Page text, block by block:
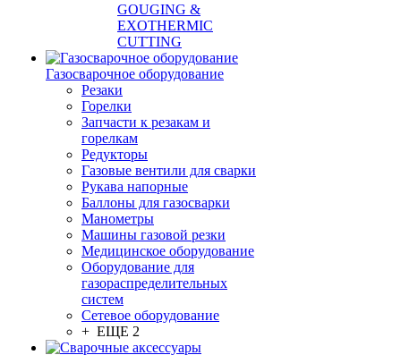
GOUGING &
EXOTHERMIC
CUTTING
Газосварочное оборудование
Резаки
Горелки
Запчасти к резакам и
горелкам
Редукторы
Газовые вентили для сварки
Рукава напорные
Баллоны для газосварки
Манометры
Машины газовой резки
Медицинское оборудование
Оборудование для
газораспределительных
систем
Сетевое оборудование
+ ЕЩЕ 2